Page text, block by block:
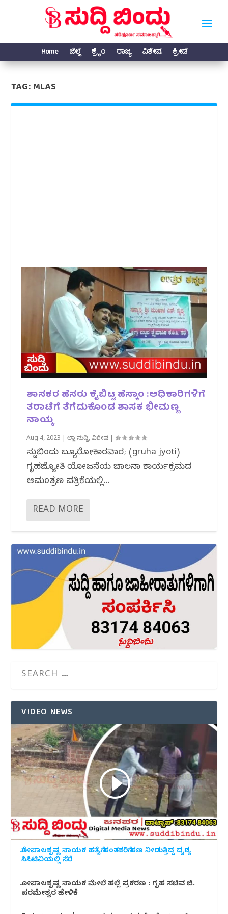
Home ಜಿಲ್ಲೆ ಕ್ರೈಂ ರಾಜ್ಯ ವಿಶೇಷ ಕ್ರೀಡೆ
TAG:MLAS
ಶಾಸಕರ‌ ಹೆಸರು ಕೈಬಿಟ್ಟ ಹೆಸ್ಕಾಂ :ಅಧಿಕಾರಿಗಳಿಗೆ
ತರಾಟೆಗೆ ತೆಗೆದುಕೊಂಡ ಶಾಸಕ ಭೀಮಣ್ಣ
ನಾಯ್ಕ
Aug 4, 2023 |ಜಿಲ್ಲಾ ಸುದ್ದಿ,ವಿಶೇಷ |
ಸುದ್ದಿಬಿಂದು ಬ್ಯೂರೋಕಾರವಾರ; (gruha jyoti)
ಗೃಹಜ್ಯೋತಿ ಯೋಜನೆಯ ಚಾಲನಾ ಕಾರ್ಯಕ್ರಮದ
ಆಮಂತ್ರಣ ಪತ್ರಿಕೆಯಲ್ಲಿ...
READ MORE
VIDEO NEWS
ಗೋಪಾಲಕೃಷ್ಣ ನಾಯಕ ಹತ್ಯೆಗೆ ಹಂತಕರಿಗೆ ಹಣ ನೀಡುತ್ತಿದ್ದ ದೃಶ್ಯ
ಸಿಸಿಟಿವಿಯಲ್ಲಿ ಸೆರೆ
ಗೋಪಾಲಕೃಷ್ಣ ನಾಯಕ ಮೇಲೆ ಹಲ್ಲೆ ಪ್ರಕರಣ : ಗೃಹ ಸಚಿವ ಜಿ.
ಪರಮೇಶ್ವರ ಹೇಳಿಕೆ